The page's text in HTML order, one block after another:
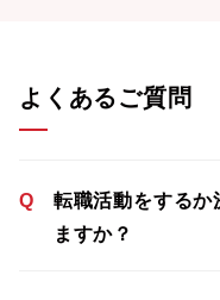
よくあるご質問
Q
転職活動をするか
ますか？